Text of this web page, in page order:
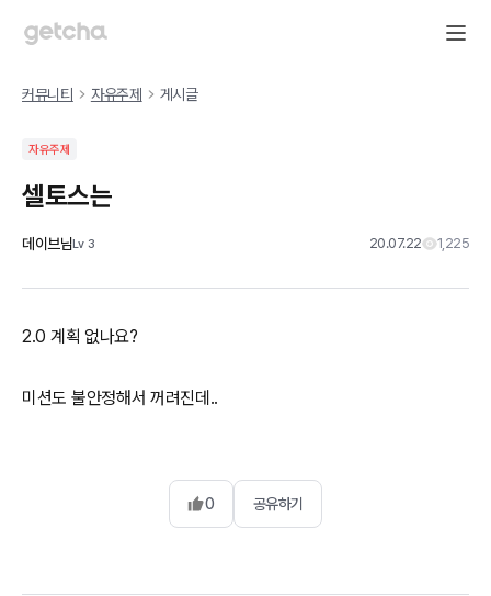
커뮤니티 자유주제 게시글
자유주제
셀토스는
데이브님Lv 3 20.07.22 1,225
2.0 계획 없나요?
0 공유하기